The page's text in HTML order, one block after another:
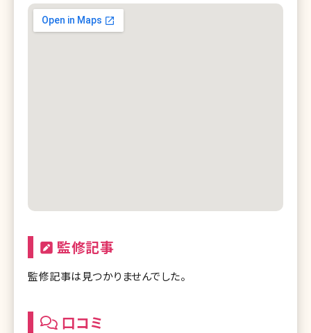
監修記事
監修記事は見つかりませんでした。
口コミ